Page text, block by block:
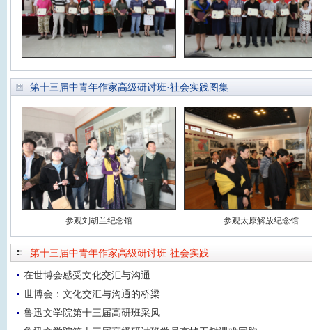
第十三届中青年作家高级研讨班·社会实践图集
参观刘胡兰纪念馆 参观太原解放纪念馆
第十三届中青年作家高级研讨班·社会实践
在世博会感受文化交汇与沟通
世博会：文化交汇与沟通的桥梁
鲁迅文学院第十三届高研班采风